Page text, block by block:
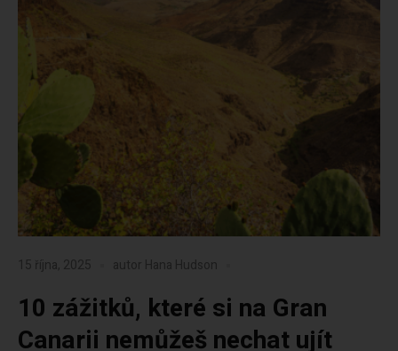
15 října, 2025 autor Hana Hudson
10 zážitků, které si na Gran
Canarii nemůžeš nechat ujít